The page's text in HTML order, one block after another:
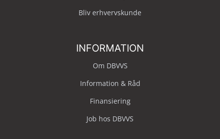
Bliv erhvervskunde
INFORMATION
Om DBVVS
Information & Råd
Finansiering
Job hos DBVVS